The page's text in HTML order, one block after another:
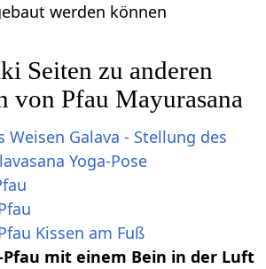
werden können
Seiten zu anderen
von Pfau Mayurasana
Weisen Galava - Stellung des
Yoga-Pose
Kissen am Fuß
mit einem Bein in der Luft